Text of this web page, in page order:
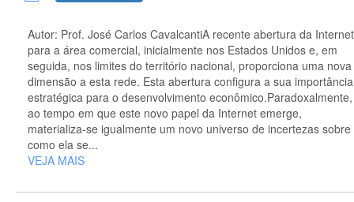
Autor: Prof. José Carlos CavalcantiA recente abertura da Internet
para a área comercial, inicialmente nos Estados Unidos e, em
seguida, nos limites do território nacional, proporciona uma nova
dimensão a esta rede. Esta abertura configura a sua importância
estratégica para o desenvolvimento econômico.Paradoxalmente,
ao tempo em que este novo papel da Internet emerge,
materializa-se igualmente um novo universo de incertezas sobre
como ela se...
VEJA MAIS